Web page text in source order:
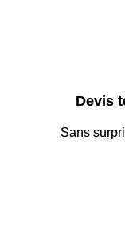
Devis
Sans